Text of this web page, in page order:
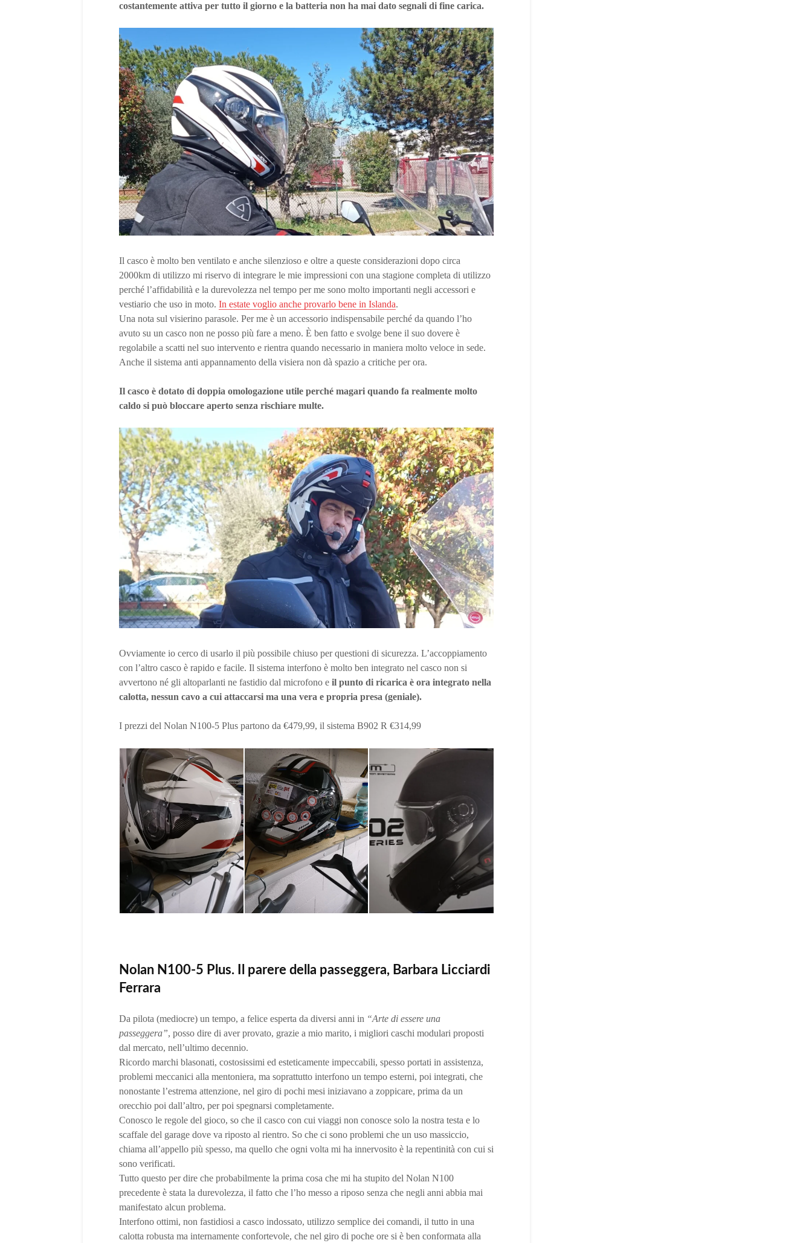
costantemente attiva per tutto il giorno e la batteria non ha mai dato segnali di fine carica.
Il casco è molto ben ventilato e anche silenzioso e oltre a queste considerazioni dopo circa
2000km di utilizzo mi riservo di integrare le mie impressioni con una stagione completa di utilizzo
perché l’affidabilità e la durevolezza nel tempo per me sono molto importanti negli accessori e
vestiario che uso in moto. In estate voglio anche provarlo bene in Islanda.
Una nota sul visierino parasole. Per me è un accessorio indispensabile perché da quando l’ho
avuto su un casco non ne posso più fare a meno. È ben fatto e svolge bene il suo dovere è
regolabile a scatti nel suo intervento e rientra quando necessario in maniera molto veloce in sede.
Anche il sistema anti appannamento della visiera non dà spazio a critiche per ora.
Il casco è dotato di doppia omologazione utile perché magari quando fa realmente molto
caldo si può bloccare aperto senza rischiare multe.
Ovviamente io cerco di usarlo il più possibile chiuso per questioni di sicurezza. L’accoppiamento
con l’altro casco è rapido e facile. Il sistema interfono è molto ben integrato nel casco non si
avvertono né gli altoparlanti ne fastidio dal microfono e il punto di ricarica è ora integrato nella
calotta, nessun cavo a cui attaccarsi ma una vera e propria presa (geniale).
I prezzi del Nolan N100-5 Plus partono da €479,99, il sistema B902 R €314,99
Nolan N100-5 Plus. Il parere della passeggera, Barbara Licciardi
Ferrara
Da pilota (mediocre) un tempo, a felice esperta da diversi anni in “Arte di essere una
passeggera”, posso dire di aver provato, grazie a mio marito, i migliori caschi modulari proposti
dal mercato, nell’ultimo decennio.
Ricordo marchi blasonati, costosissimi ed esteticamente impeccabili, spesso portati in assistenza,
problemi meccanici alla mentoniera, ma soprattutto interfono un tempo esterni, poi integrati, che
nonostante l’estrema attenzione, nel giro di pochi mesi iniziavano a zoppicare, prima da un
orecchio poi dall’altro, per poi spegnarsi completamente.
Conosco le regole del gioco, so che il casco con cui viaggi non conosce solo la nostra testa e lo
scaffale del garage dove va riposto al rientro. So che ci sono problemi che un uso massiccio,
chiama all’appello più spesso, ma quello che ogni volta mi ha innervosito è la repentinità con cui si
sono verificati.
Tutto questo per dire che probabilmente la prima cosa che mi ha stupito del Nolan N100
precedente è stata la durevolezza, il fatto che l’ho messo a riposo senza che negli anni abbia mai
manifestato alcun problema.
Interfono ottimi, non fastidiosi a casco indossato, utilizzo semplice dei comandi, il tutto in una
calotta robusta ma internamente confortevole, che nel giro di poche ore si è ben conformata alla